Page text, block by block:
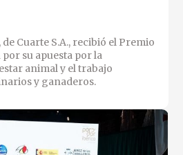
Cuarte S.A., recibió el Premio
su apuesta por la
animal y el trabajo
y ganaderos.